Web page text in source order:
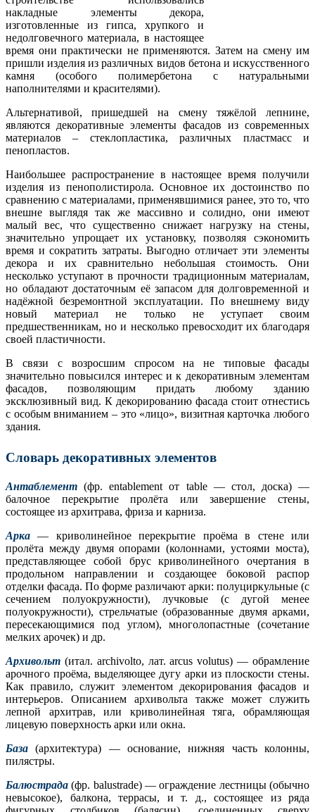
накладные элементы декора,
изготовленные из гипса, хрупкого и
недолговечного материала, в настоящее
время они практически не применяются. Затем на смену им
пришли изделия из различных видов бетона и искусственного
камня (особого полимербетона с натуральными
наполнителями и красителями).
Альтернативой, пришедшей на смену тяжёлой лепнине,
являются декоративные элементы фасадов из современных
материалов – стеклопластика, различных пластмасс и
пенопластов.
Наибольшее распространение в настоящее время получили
изделия из пенополистирола. Основное их достоинство по
сравнению с материалами, применявшимися ранее, это то, что
внешне выглядя так же массивно и солидно, они имеют
малый вес, что существенно снижает нагрузку на стены,
значительно упрощает их установку, позволяя сэкономить
время и сократить затраты. Выгодно отличает эти элементы
декора и их сравнительно небольшая стоимость. Они
несколько уступают в прочности традиционным материалам,
но обладают достаточным её запасом для долговременной и
надёжной безремонтной эксплуатации. По внешнему виду
новый материал не только не уступает своим
предшественникам, но и несколько превосходит их благодаря
своей пластичности.
В связи с возросшим спросом на не типовые фасады
значительно повысился интерес и к декоративным элементам
фасадов, позволяющим придать любому зданию
эксклюзивный вид. К декорированию фасада стоит отнестись
с особым вниманием – это «лицо», визитная карточка любого
здания.
Словарь декоративных элементов
Антаблемент (фр. entablement от table — стол, доска) —
балочное перекрытие пролёта или завершение стены,
состоящее из архитрава, фриза и карниза.
Арка — криволинейное перекрытие проёма в стене или
пролёта между двумя опорами (колоннами, устоями моста),
представляющее собой брус криволинейного очертания в
продольном направлении и создающее боковой распор
отделки фасада. По форме различают арки: полуциркульные (с
сечением полуокружности), лучковые (с дугой менее
полуокружности), стрельчатые (образованные двумя арками,
пересекающимися под углом), многолопастные (сочетание
мелких арочек) и др.
Архивольт (итал. archivolto, лат. arcus volutus) — обрамление
арочного проёма, выделяющее дугу арки из плоскости стены.
Как правило, служит элементом декорирования фасадов и
интерьеров. Описанием архивольта также может служить
лепной архитрав, или криволинейная тяга, обрамляющая
лицевую поверхность арки или окна.
База
(архитектура) — основание, нижняя часть колонны,
пилястры.
Балюстрада (фр. balustrade) — ограждение лестницы (обычно
невысокое), балкона, террасы, и т. д., состоящее из ряда